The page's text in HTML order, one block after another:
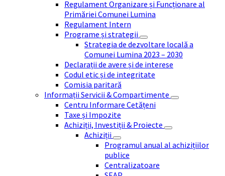
Regulament Organizare și Funcționare al
Primăriei Comunei Lumina
Regulament Intern
Programe și strategii
Strategia de dezvoltare locală a
Comunei Lumina 2023 – 2030
Declarații de avere și de interese
Codul etic și de integritate
Comisia paritară
Informații Servicii & Compartimente
Centru Informare Cetățeni
Taxe și Impozite
Achiziții, Investiții & Proiecte
Achiziții
Programul anual al achizițiilor
publice
Centralizatoare